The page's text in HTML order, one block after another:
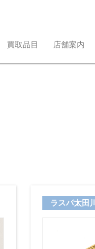
買取品目 店舗案内
ラスパ太田